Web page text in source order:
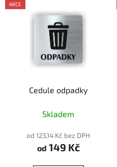
AKCE
Cedule odpadky
Skladem
od 123,14 Kč bez DPH
od 149 Kč